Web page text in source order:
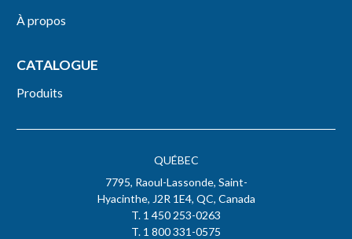
QUÉBEC
7795, Raoul-Lassonde, Saint-
Hyacinthe, J2R 1E4, QC, Canada
T. 1 450 253-0263
T. 1 800 331-0575
À propos
CATALOGUE
Produits